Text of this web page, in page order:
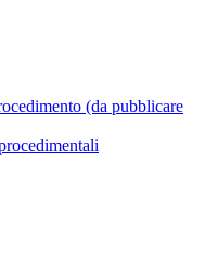
(da pubblicare